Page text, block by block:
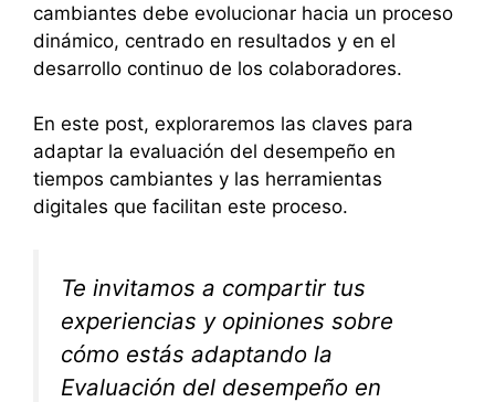
cambiantes debe evolucionar hacia un proceso
dinámico, centrado en resultados y en el
desarrollo continuo de los colaboradores.
En este post, exploraremos las claves para
adaptar la evaluación del desempeño en
tiempos cambiantes y las herramientas
digitales que facilitan este proceso.
Te invitamos a compartir tus
experiencias y opiniones sobre
cómo estás adaptando la
Evaluación del desempeño en